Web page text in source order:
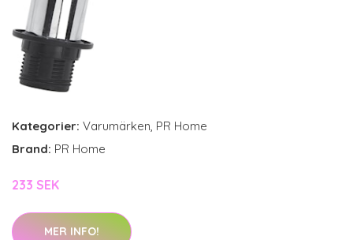
Kategorier: Varumärken, PR Home
Brand: PR Home
233 SEK
MER INFO!